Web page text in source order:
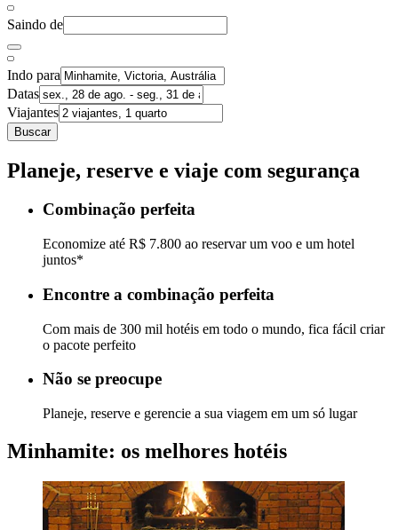
Saindo de
Indo para
Datas
Viajantes
Buscar
Planeje, reserve e viaje com segurança
Combinação perfeita
Economize até R$ 7.800 ao reservar um voo e um hotel
juntos*
Encontre a combinação perfeita
Com mais de 300 mil hotéis em todo o mundo, fica fácil criar
o pacote perfeito
Não se preocupe
Planeje, reserve e gerencie a sua viagem em um só lugar
Minhamite: os melhores hotéis